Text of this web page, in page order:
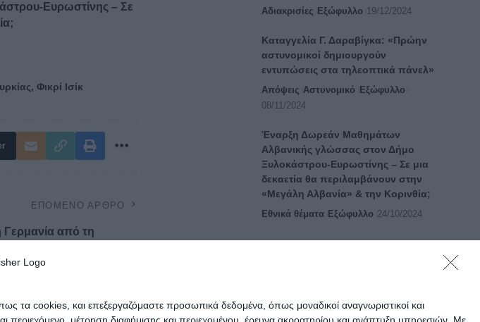
τα cookies, και επεξεργαζόμαστε προσωπικά δεδομένα, όπως μοναδικοί αναγνωριστικοί και
Ευρωστίνης – Σε
, Φικρί Ισίκ
ΕΠΌΜΕΝΟ ΆΡΘΡΟ
Γερμανία από τη
Αδιακρισίες Εξώφυλλο 19/12/2024
Καταγγελία Γ. Δαραβίγκα: «Πρώην
αστυνομικοί δημιουργούν
εντυπώσεις στα τηλεοπτικά πάνελ»
Απόψεις Αστυνομικό
Εξώφυλλο
08/11/2024
Έναρξη Δωρεάν Μαθημάτων
Αλβανικής γλώσσας στον Δήμο
Ξυλοκάστρου-Ευρωστίνης – Σε μια
δεκαετία θα περιλαμβάνουν στην
«Μεγάλη Αλβανία» & την Κορινθία;
Εθνικά θέματα Εξώφυλλο 24/10/2024